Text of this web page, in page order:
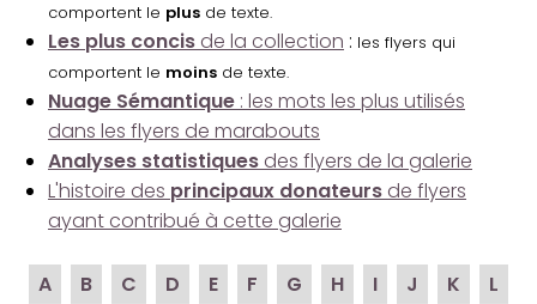
comportent le plus de texte.
Les plus concis de la collection : les flyers qui
comportent le moins de texte.
Nuage Sémantique : les mots les plus utilisés
dans les flyers de marabouts
Analyses statistiques des flyers de la galerie
L'histoire des principaux donateurs de flyers
ayant contribué à cette galerie
A B C D E F G H I J K
L